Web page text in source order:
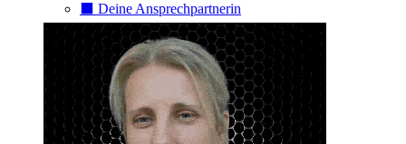
⬛️ Deine Ansprechpartnerin